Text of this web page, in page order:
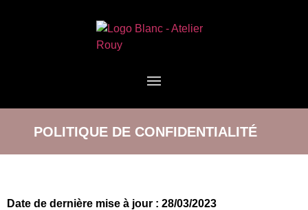
POLITIQUE DE CONFIDENTIALITÉ
Date de dernière mise à jour : 28/03/2023